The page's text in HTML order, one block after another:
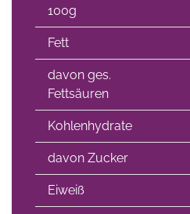
100g
Fett
davon ges.
Fettsäuren
Kohlenhydrate
davon Zucker
Eiweiß